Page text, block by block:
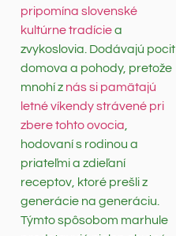
pripomína slovenské
kultúrne tradíciea
zvykoslovia. Dodávajú pocit
domova a pohody, pretože
mnohí z nás si pamätajú
letné víkendy strávené pri
zbere tohto ovocia,
hodovaní s rodinou a
priateľmi a zdieľaní
receptov, ktoré prešli z
generácie na generáciu.
Týmto spôsobom marhule